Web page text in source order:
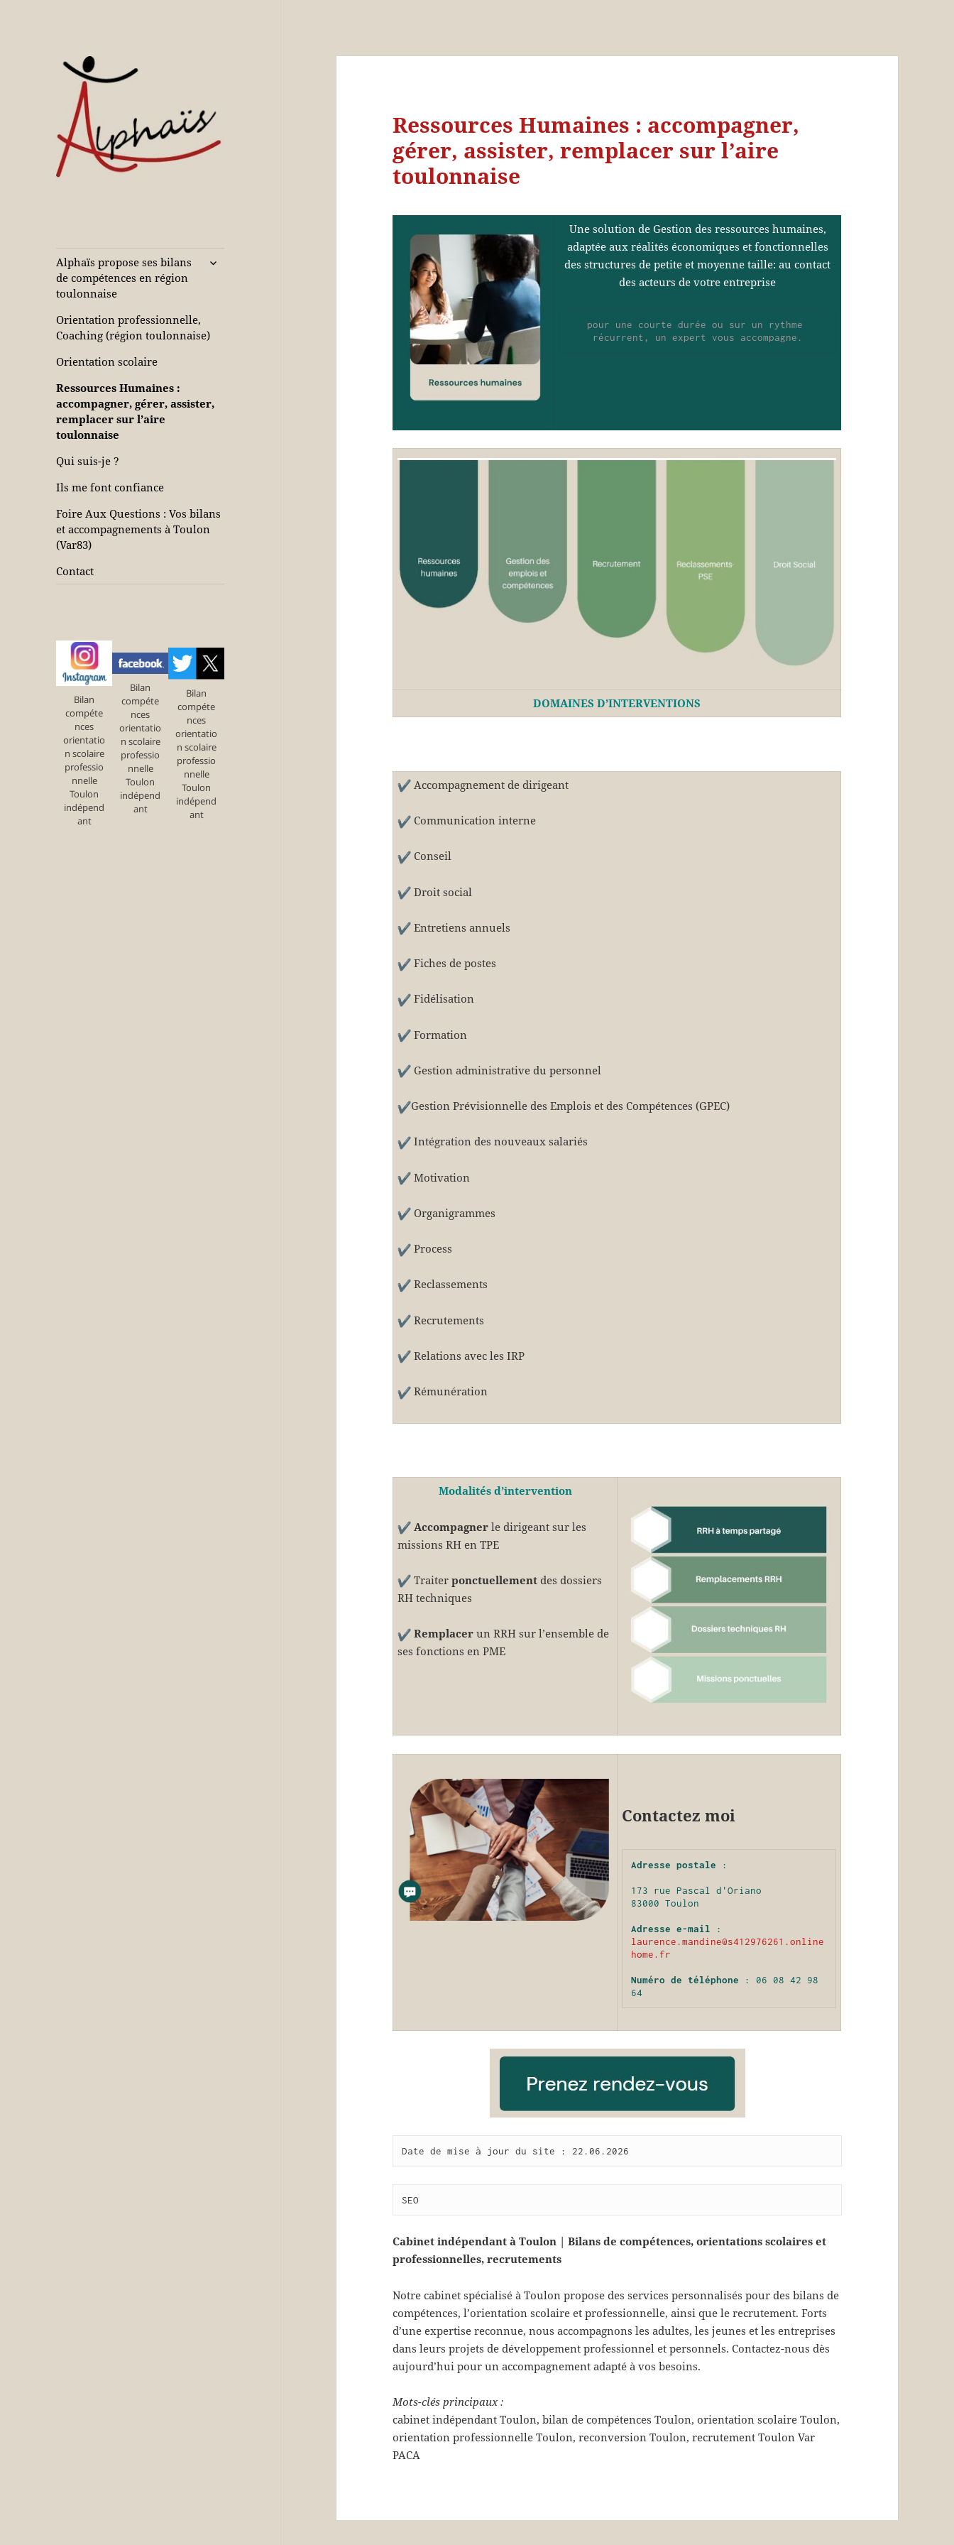
compétences et
orientations
adultes et jeunes
Alphaïs propose ses bilans
de compétences en région
toulonnaise
ouvrir
Orientation professionnelle,
Coaching (région toulonnaise)
Orientation scolaire
Ressources Humaines :
accompagner, gérer, assister,
remplacer sur l’aire
toulonnaise
Qui suis-je ?
Ils me font confiance
Foire Aux Questions : Vos bilans
et accompagnements à Toulon
(Var83)
Contact
Bilan
compéte
nces
orientatio
n scolaire
professio
nnelle
Toulon
indépend
ant
Bilan
compéte
nces
orientatio
n scolaire
professio
nnelle
Toulon
indépend
ant
Bilan
compéte
nces
orientatio
n scolaire
professio
nnelle
Toulon
indépend
ant
Ressources Humaines : accompagner,
gérer, assister, remplacer sur l’aire
toulonnaise
Une solution de Gestion des ressources humaines,
adaptée aux réalités économiques et fonctionnelles
des structures de petite et moyenne taille: au contact
des acteurs de votre entreprise
pour une courte durée ou sur un rythme
récurrent, un expert vous accompagne.
DOMAINES D’INTERVENTIONS
Accompagnement de dirigeant
Communication interne
Conseil
Droit social
Entretiens annuels
Fiches de postes
Fidélisation
Formation
Gestion administrative du personnel
Gestion Prévisionnelle des Emplois et des Compétences (GPEC)
Intégration des nouveaux salariés
Motivation
Organigrammes
Process
Reclassements
Recrutements
Relations avec les IRP
Rémunération
Modalités d’intervention
Accompagner le dirigeant sur les
missions RH en TPE
Traiterponctuellement des dossiers
RH techniques
Remplacer un RRH sur l’ensemble de
ses fonctions en PME
Contactez moi
Adresse postale :
173 rue Pascal d'Oriano
83000 Toulon
Adresse e-mail
laurence.mandine@s412976261.online
home.fr
Numéro de téléphone : 06 08 42 98
64
Date de mise à jour du site : 22.06.2026
SEO
Cabinet indépendant à Toulon | Bilans de compétences, orientations scolaires et
professionnelles, recrutements
Notre cabinet spécialisé à Toulon propose des services personnalisés pour des bilans de
compétences, l’orientation scolaire et professionnelle, ainsi que le recrutement. Forts
d’une expertise reconnue, nous accompagnons les adultes, les jeunes et les entreprises
dans leurs projets de développement professionnel et personnels. Contactez-nous dès
aujourd’hui pour un accompagnement adapté à vos besoins.
Mots-clés principaux :
cabinet indépendant Toulon, bilan de compétences Toulon, orientation scolaire Toulon,
orientation professionnelle Toulon, reconversion Toulon, recrutement Toulon Var
PACA